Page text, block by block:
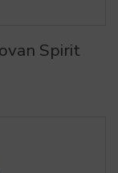
Spirit